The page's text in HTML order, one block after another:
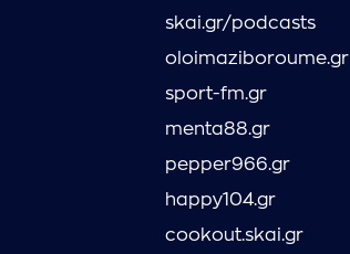
skai.gr/podcasts
oloimaziboroume.gr
sport-fm.gr
menta88.gr
pepper966.gr
happy104.gr
cookout.skai.gr